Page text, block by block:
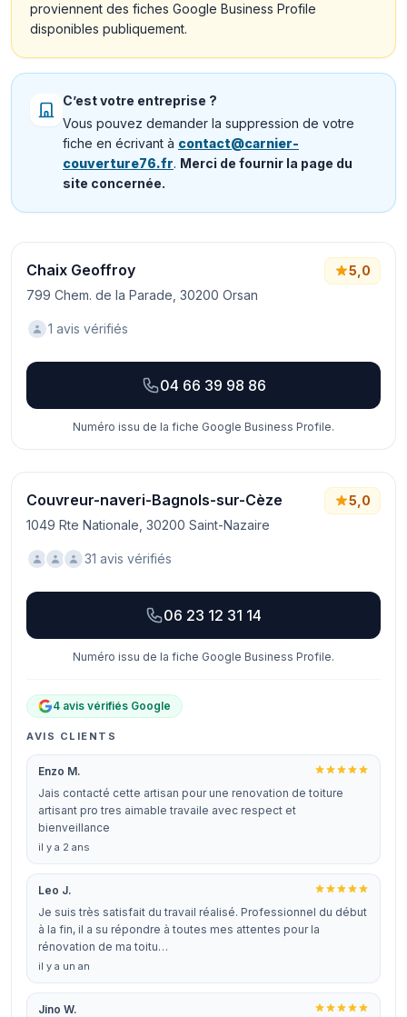
proviennent des fiches Google Business Profile
disponibles publiquement.
C’est votre entreprise ?
Vous pouvez demander la suppression de votre
fiche en écrivant à contact@carnier-
couverture76.fr. Merci de fournir la page du
site concernée.
Chaix Geoffroy
799 Chem. de la Parade, 30200 Orsan
5,0
1 avis vérifiés
04 66 39 98 86
Numéro issu de la fiche Google Business Profile.
Couvreur-naveri-Bagnols-sur-Cèze
1049 Rte Nationale, 30200 Saint-Nazaire
5,0
31 avis vérifiés
06 23 12 31 14
Numéro issu de la fiche Google Business Profile.
4 avis vérifiés Google
AVIS CLIENTS
Enzo M.
Jais contacté cette artisan pour une renovation de toiture
artisant pro tres aimable travaile avec respect et
bienveillance
il y a 2 ans
Leo J.
Je suis très satisfait du travail réalisé. Professionnel du début
à la fin, il a su répondre à toutes mes attentes pour la
rénovation de ma toitu…
il y a un an
Jino W.